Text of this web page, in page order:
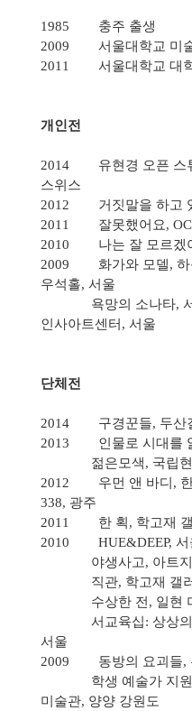
1985
충주 출생
2009
서울대학교 미
2011
서울대학교 대
개인전
2014
유현경 오픈 스
스위스
2012
거짓말을 하고
2011
잘못했어요,
2010
나는 잘 모르겠
2009
화가와 모델,
우석홀, 서울
욕망의 소나타,
인사아트센터 , 서울
단체전
2014 구경꾼들, 두산
2013
인물로 시대를
젊은모색, 국립
2012
우먼 앤 바디 ,
338, 광주
2011
한 획, 학고재
2010
HUE&DEEP, 서
야생사고, 아트
직관, 학고재 갤
수상한 전 , 일현
서교육십: 상상
서울
2009
동방의 요괴들,
학생 예술가 지
미술관, 양양 강원도